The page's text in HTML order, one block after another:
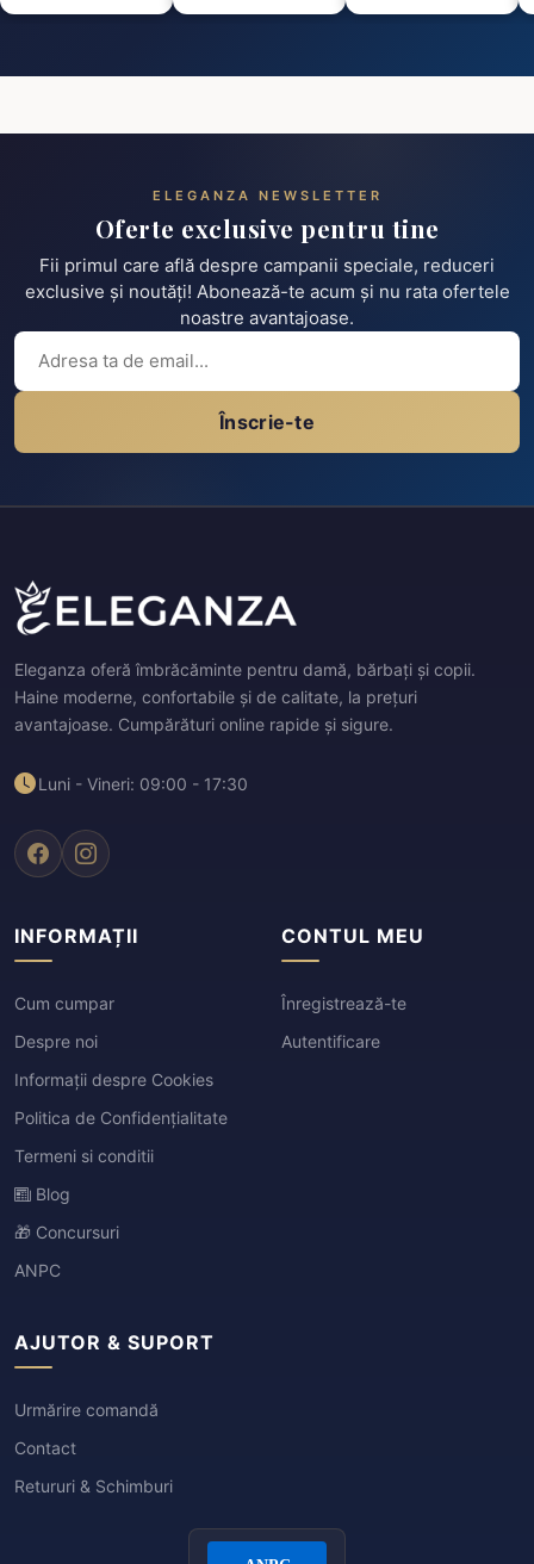
ELEGANZA NEWSLETTER
Oferte exclusive pentru tine
Fii primul care află despre campanii speciale, reduceri
exclusive și noutăți! Abonează-te acum și nu rata ofertele
noastre avantajoase.
Înscrie-te
Eleganza oferă îmbrăcăminte pentru damă, bărbați și copii.
Haine moderne, confortabile și de calitate, la prețuri
avantajoase. Cumpărături online rapide și sigure.
Luni - Vineri: 09:00 - 17:30
INFORMAȚII
Cum cumpar
Despre noi
Informații despre Cookies
Politica de Confidențialitate
Termeni si conditii
Blog
🎁 Concursuri
ANPC
CONTUL MEU
Înregistrează-te
Autentificare
AJUTOR & SUPORT
Urmărire comandă
Contact
Retururi & Schimburi